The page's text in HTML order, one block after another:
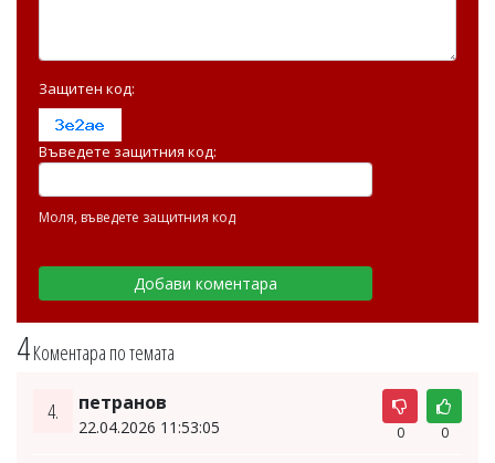
4Коментара по темата
4. петранов
22.04.2026 11:53:05 0 0
Защитен код:
Въведете защитния код:
Моля, въведете защитния код